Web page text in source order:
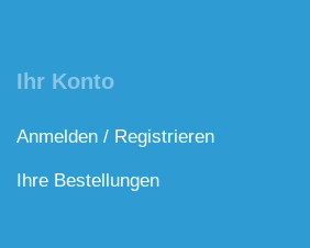
Ihr Konto
Anmelden / Registrieren
Ihre Bestellungen